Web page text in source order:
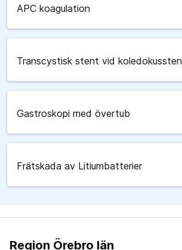
APC koagulation
Transcystisk stent vid koledokussten
Gastroskopi med övertub
Frätskada av Litiumbatterier
Region Örebro län